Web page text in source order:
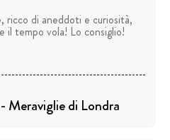
di aneddoti e curiosità,
il tempo vola! Lo consiglio!
Meraviglie di Londra